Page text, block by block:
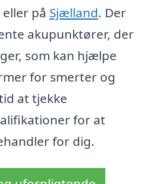
eller på Sjælland. Der
akupunktører, der
som kan hjælpe
for smerter og
at tjekke
for at
for dig.